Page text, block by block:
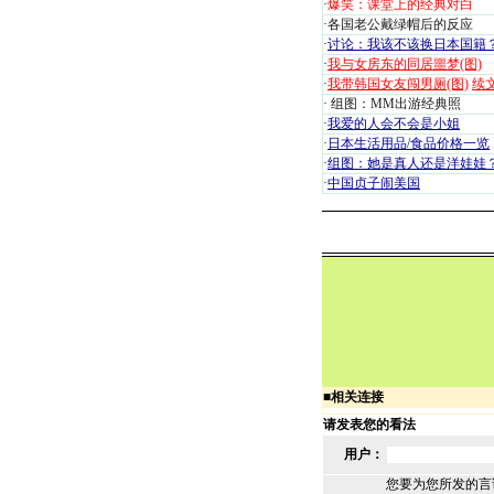
·爆笑：课堂上的经典对白
·各国老公戴绿帽后的反应
·讨论：我该不该换日本国籍
·我与女房东的同居噩梦(图)
·我带韩国女友闯男厕(图) 续
· 组图：MM出游经典照
·我爱的人会不会是小姐
· 日本生活用品/食品价格一览
·组图：她是真人还是洋娃娃
·中国贞子闹美国
■相关连接
请发表您的看法
用户：
您要为您所发的